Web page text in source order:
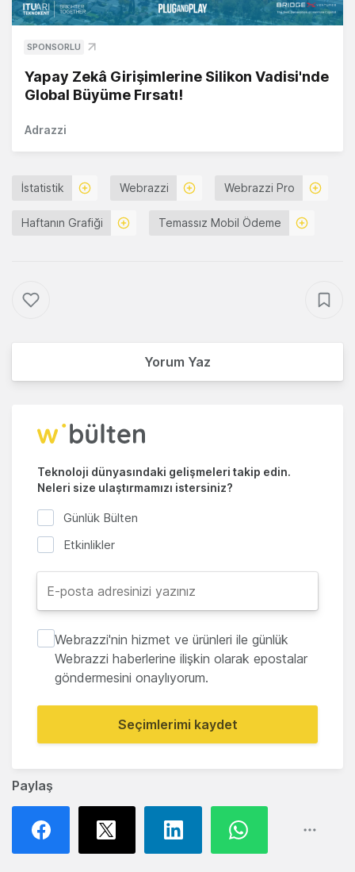
Paylaş
SPONSORLU
Yapay Zekâ Girişimlerine Silikon Vadisi'nde
Global Büyüme Fırsatı!
Adrazzi
İstatistik Webrazzi Webrazzi Pro
Haftanın Grafiği Temassız Mobil Ödeme
Yorum Yaz
Teknoloji dünyasındaki gelişmeleri takip edin.
Neleri size ulaştırmamızı istersiniz?
Günlük Bülten
Etkinlikler
Webrazzi'nin hizmet ve ürünleri ile günlük
Webrazzi haberlerine ilişkin olarak epostalar
göndermesini onaylıyorum.
Seçimlerimi kaydet